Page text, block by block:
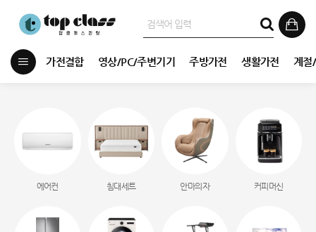
가전결합 영상/PC/주변기기 주방가전 생활가전 계절
에어컨 침대세트 안마의자 커피머신